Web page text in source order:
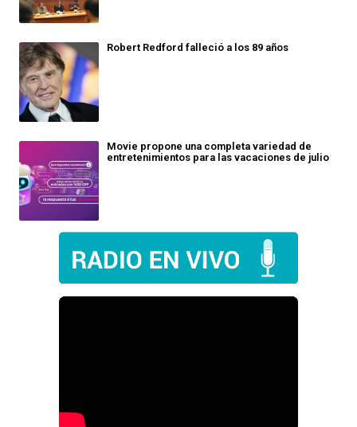
Robert Redford falleció a los 89 años
Movie propone una completa variedad de
entretenimientos para las vacaciones de julio